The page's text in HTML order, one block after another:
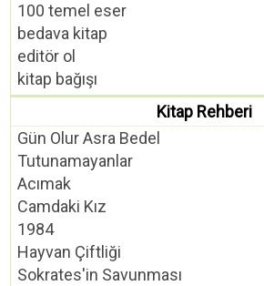
100 temel eser
bedava kitap
editör ol
kitap bağışı
Kitap Rehberi
Gün Olur Asra Bedel
Tutunamayanlar
Acımak
Camdaki Kız
1984
Hayvan Çiftliği
Sokrates'in Savunması